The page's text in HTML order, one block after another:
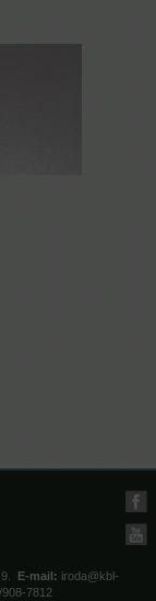
E-mail: iroda@kbl-
7812